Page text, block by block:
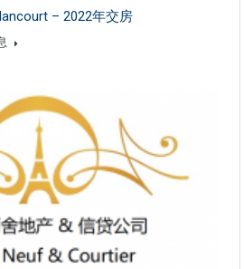
– 2022年交房